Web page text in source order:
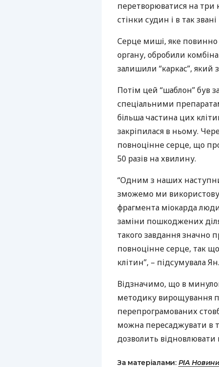
перетворюватися на три
стінки судин і в так
Серце миші, яке
органу, обробили
залишили “каркас”, який
Потім цей “шаблон” був
спеціальними
більша частина цих
закріпилася в ньому.
повноцінне серце, що
50 разів на хвилину.
“Одним з наших
зможемо ми
фрагмента міокарда
заміни пошкоджених
такого завдання значно
повноцінне серце, так що
клітин”, – підсумувала Ян.
Відзначимо, що в
методику вирощування
перепрограмованих
можна пересаджувати в
дозволить
За матеріалами: РІА